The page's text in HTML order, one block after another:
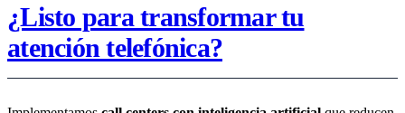
¿Listo para transformar tu
atención telefónica?